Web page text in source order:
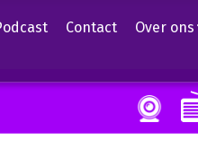
Contact Over ons